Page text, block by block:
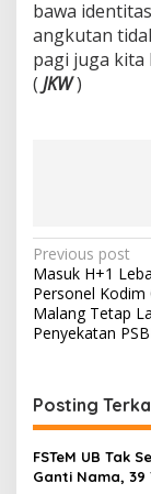
bawa
angkutan
pagi juga kita
( JKW)
P
o
s
t
a
v
i
Previous post
Masuk H+1
Personel Kodim
Malang Tetap
Penyekatan
Posting
FSTeM UB Tak
Ganti Nama, 39